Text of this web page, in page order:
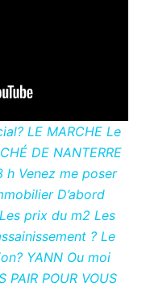
LE MARCHE Le
DE NANTERRE
h Venez me poser
D’abord
prix du m2 Les
? Le
YANN Ou moi
PAIR POUR VOUS